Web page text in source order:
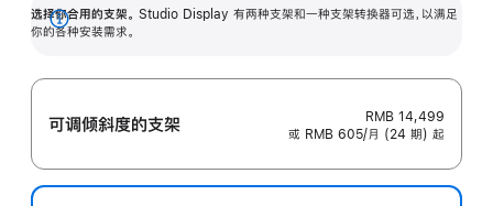
选择你合用的支架。 Studio Display 有两种支架和一种支架转换器可选，以满足
你的各种安装需求。
展
可调倾斜度的支架
RMB 14,499
或 RMB 605/月 (24 期) 起